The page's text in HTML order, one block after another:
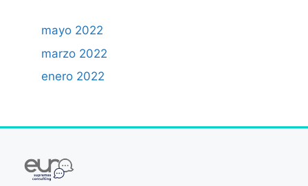
mayo 2022
marzo 2022
enero 2022